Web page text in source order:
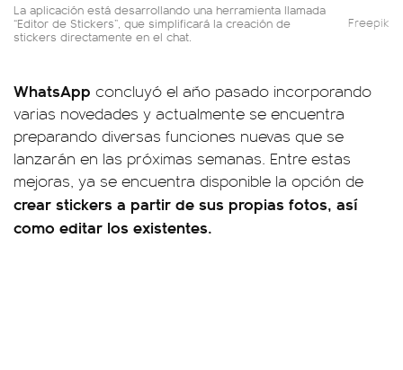
La aplicación está desarrollando una herramienta llamada
“Editor de Stickers”, que simplificará la creación de
stickers directamente en el chat.
Freepik
WhatsApp concluyó el año pasado incorporando
varias novedades y actualmente se encuentra
preparando diversas funciones nuevas que se
lanzarán en las próximas semanas. Entre estas
mejoras, ya se encuentra disponible la opción de
crear stickers a partir de sus propias fotos, así
como editar los existentes.